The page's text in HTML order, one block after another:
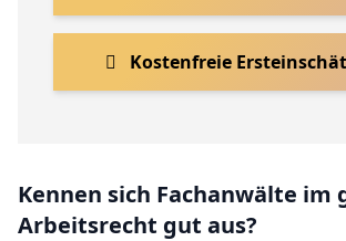
Kostenfreie
Kennen sich Fachanwälte im
Arbeitsrecht gut aus?